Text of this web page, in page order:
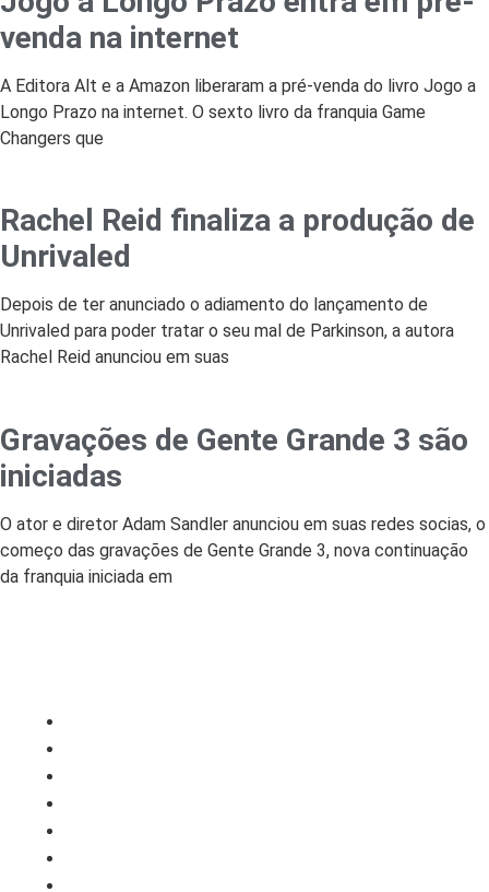
venda na internet
A Editora Alt e a Amazon liberaram a pré-venda do livro Jogo a
Longo Prazo na internet. O sexto livro da franquia Game
Changers que
Rachel Reid finaliza a produção de
Unrivaled
Depois de ter anunciado o adiamento do lançamento de
Unrivaled para poder tratar o seu mal de Parkinson, a autora
Rachel Reid anunciou em suas
Gravações de Gente Grande 3 são
iniciadas
O ator e diretor Adam Sandler anunciou em suas redes socias, o
começo das gravações de Gente Grande 3, nova continuação
da franquia iniciada em